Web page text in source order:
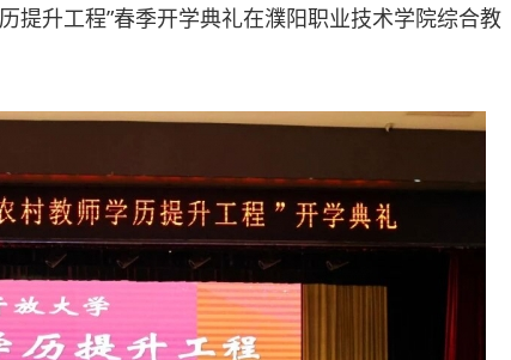
提升工程”春季开学典礼在濮阳职业技术学院综合教